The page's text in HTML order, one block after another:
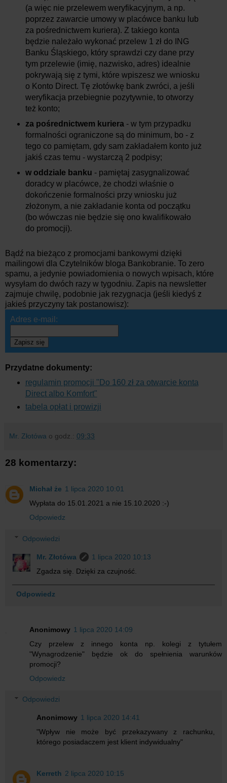
(a więc nie przelewem weryfikacyjnym, a np.
poprzez zawarcie umowy w placówce banku lub
za pośrednictwem kuriera). Z takiego konta
będzie należało wykonać przelew 1 zł do ING
Banku Śląskiego, który sprawdzi czy dane przy
tym przelewie (imię, nazwisko, adres) idealnie
pokrywają się z tymi, które wpiszesz we wniosku
o Konto Direct. Tę złotówkę bank zwróci, a jeśli
weryfikacja przebiegnie pozytywnie, to otworzy
też konto;
za pośrednictwem kuriera - w tym przypadku
formalności ograniczone są do minimum, bo - z
tego co pamiętam, gdy sam zakładałem konto już
jakiś czas temu - wystarczą 2 podpisy;
w oddziale banku - pamiętaj zasygnalizować
doradcy w placówce, że chodzi właśnie o
dokończenie formalności przy wniosku już
złożonym, a nie zakładanie konta od początku
(bo wówczas nie będzie się ono kwalifikowało
do promocji).
Bądź na bieżąco z promocjami bankowymi dzięki
mailingowi dla Czytelników bloga Bankobranie. To zero
spamu, a jedynie powiadomienia o nowych wpisach, które
wysyłam do dwóch razy w tygodniu. Zapis na newsletter
zajmuje chwilę, podobnie jak rezygnacja (jeśli kiedyś z
jakieś przyczyny tak postanowisz):
Adres e-mail:
Zapisz się
Przydatne dokumenty:
regulamin promocji "Do 160 zł za otwarcie konta
Direct albo Komfort"
tabela opłat i prowizji
Mr. Złotówa o godz.: 09:33
28 komentarzy:
Michał że 1 lipca 2020 10:01
Wypłata do 15.01.2021 a nie 15.10.2020 :-)
Odpowiedz
Odpowiedzi
Mr. Złotówa
1 lipca 2020 10:13
Zgadza się. Dzięki za czujność.
Odpowiedz
Anonimowy 1 lipca 2020 14:09
Czy przelew z innego konta np. kolegi z tytułem
"Wynagrodzenie" będzie ok do spełnienia warunków
promocji?
Odpowiedz
Odpowiedzi
Anonimowy 1 lipca 2020 14:41
"Wpływ nie może być przekazywany z rachunku,
którego posiadaczem jest klient indywidualny"
Kerreth 2 lipca 2020 10:15